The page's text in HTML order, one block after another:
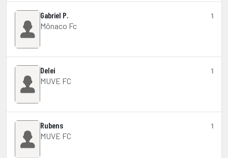
Gabriel P.
Mônaco Fc
1
Delei
MUVE FC
1
Rubens
MUVE FC
1